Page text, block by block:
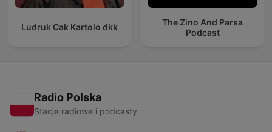
Ludruk Cak Kartolo dkk
The Zino And Parsa
Podcast
Radio Polska
Stacje radiowe i podcasty